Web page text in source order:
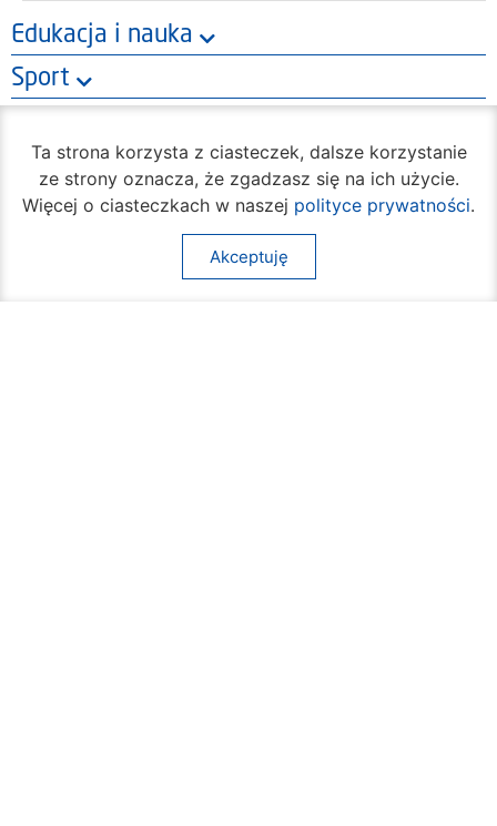
Edukacja i nauka
Sport
Inne
Ta strona korzysta z ciasteczek, dalsze korzystanie
ze strony oznacza, że zgadzasz się na ich użycie.
Więcej o ciasteczkach w naszej polityce prywatności.
Akceptuję